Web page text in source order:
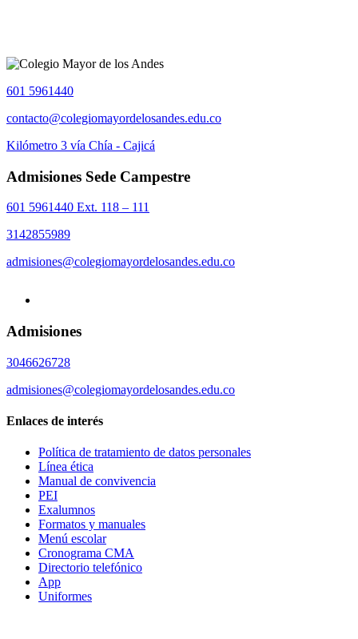
601 5961440
contacto@colegiomayordelosandes.edu.co
Kilómetro 3 vía Chía - Cajicá
Admisiones Sede Campestre
601 5961440 Ext. 118 – 111
3142855989
admisiones@colegiomayordelosandes.edu.co
Admisiones
3046626728
admisiones@colegiomayordelosandes.edu.co
Enlaces de interés
Política de tratamiento de datos personales
Línea ética
Manual de convivencia
PEI
Exalumnos
Formatos y manuales
Menú escolar
Cronograma CMA
Directorio telefónico
App
Uniformes